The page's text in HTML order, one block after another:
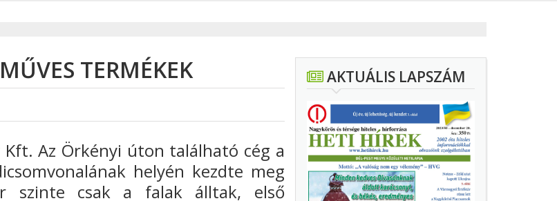
TERMÉKEK
Kft. Az Örkényi úton található cég a
helyén kezdte meg
szinte csak a falak álltak, első
AKTUÁLIS LAPSZÁM